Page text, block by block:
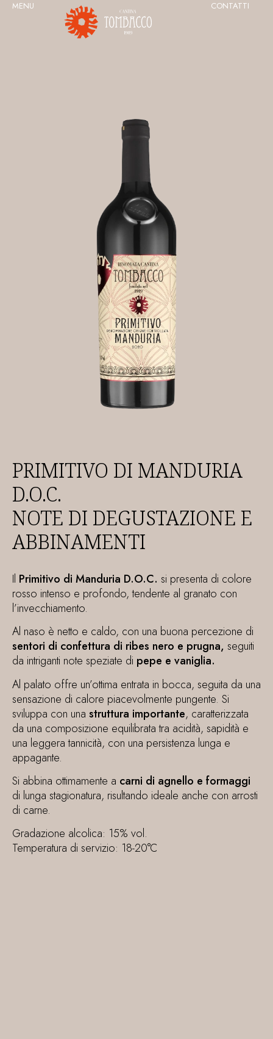
MENU CONTATTI
PRIMITIVO DI MANDURIA
D.O.C.
NOTE DI DEGUSTAZIONE E
ABBINAMENTI
Il Primitivo di Manduria D.O.C. si presenta di colore
rosso intenso e profondo, tendente al granato con
l’invecchiamento.
Al naso è netto e caldo, con una buona percezione di
sentori di confettura di ribes nero e prugna, seguiti
da intriganti note speziate di pepe e vaniglia.
Al palato offre un’ottima entrata in bocca, seguita da una
sensazione di calore piacevolmente pungente. Si
sviluppa con una struttura importante, caratterizzata
da una composizione equilibrata tra acidità, sapidità e
una leggera tannicità, con una persistenza lunga e
appagante.
Si abbina ottimamente a carni di agnello e formaggi
di lunga stagionatura, risultando ideale anche con arrosti
di carne.
Gradazione alcolica: 15% vol.
Temperatura di servizio: 18-20°C